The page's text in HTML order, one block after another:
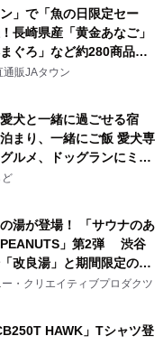
ン」で「魚の日限定セー
長崎県産「黄金あなご」
ぐろ」など約280商品を
１０日の定例企画～
販JAタウン
愛犬と一緒に過ごせる宿
まり、一緒にご飯 愛犬専
ルメ、ドッグランにミニ
ピングとトレーラーハウ
湯が登場！ 「サウナのあ
PEANUTS」第2弾 渋谷
改良湯」と期間限定のコ
ン サウナイキタイコラ
売決定！
・クリエイティブプロダクツ
HAWK」Tシャツ登